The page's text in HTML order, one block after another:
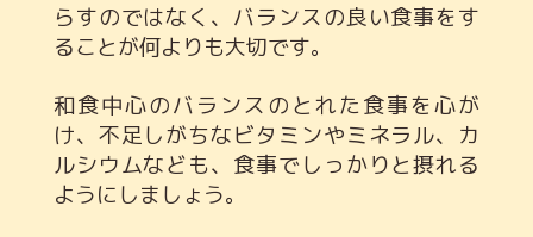
らすのではなく、バランスの良い食事をす
ることが何よりも大切です。
和食中心のバランスのとれた食事を心が
け、不足しがちなビタミンやミネラル、カ
ルシウムなども、食事でしっかりと摂れる
ようにしましょう。